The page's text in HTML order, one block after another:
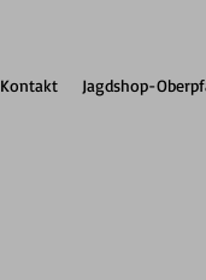
Kontakt Jagdshop-